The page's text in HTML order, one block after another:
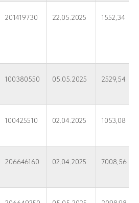
201419730 22.05.2025 1552,34
100380550 05.05.2025 2529,54
100425510 02.04.2025 1053,08
206646160 02.04.2025 7008,56